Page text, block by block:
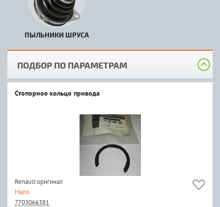
ПЫЛЬНИКИ ШРУСА
ПОДБОР ПО ПАРАМЕТРАМ
Стопорное кольцо привода
Renault оригинал
Мало
7703066381